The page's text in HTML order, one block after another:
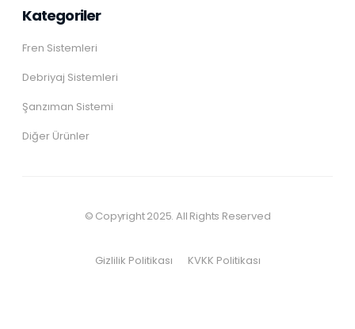
Kategoriler
Fren Sistemleri
Debriyaj Sistemleri
Şanzıman Sistemi
Diğer Ürünler
© Copyright 2025. All Rights Reserved
Gizlilik Politikası KVKK Politikası